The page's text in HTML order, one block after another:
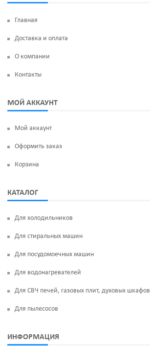
Главная
Доставка и оплата
О компании
Контакты
МОЙ АККАУНТ
Мой аккаунт
Оформить заказ
Корзина
КАТАЛОГ
Для холодильников
Для стиральных машин
Для посудомоечных машин
Для водонагревателей
Для СВЧ печей, газовых плит, духовых шкафов
Для пылесосов
ИНФОРМАЦИЯ